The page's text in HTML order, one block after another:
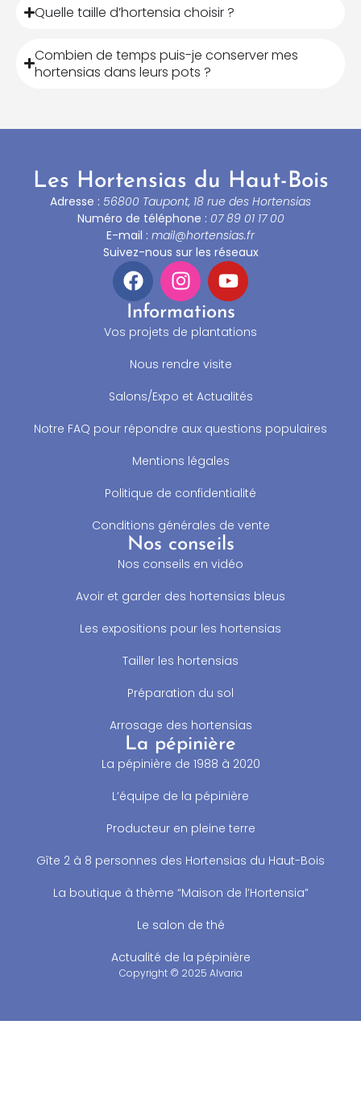
Quelle taille d’hortensia choisir ?
Combien de temps puis-je conserver mes
hortensias dans leurs pots ?
Les Hortensias du Haut-Bois
Adresse : 56800 Taupont, 18 rue des Hortensias
Numéro de téléphone : 07 89 01 17 00
E-mail : mail@hortensias.fr
Suivez-nous sur les réseaux
Informations
Vos projets de plantations
Nous rendre visite
Salons/Expo et Actualités
Notre FAQ pour répondre aux questions populaires
Mentions légales
Politique de confidentialité
Conditions générales de vente
Nos conseils
Nos conseils en vidéo
Avoir et garder des hortensias bleus
Les expositions pour les hortensias
Tailler les hortensias
Préparation du sol
Arrosage des hortensias
La pépinière
La pépinière de 1988 à 2020
L’équipe de la pépinière
Producteur en pleine terre
Gîte 2 à 8 personnes des Hortensias du Haut-Bois
La boutique à thème “Maison de l’Hortensia”
Le salon de thé
Actualité de la pépinière
Copyright © 2025 Alvaria